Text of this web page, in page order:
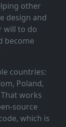
other
design and
will to do
become
countries:
Poland,
works
which is